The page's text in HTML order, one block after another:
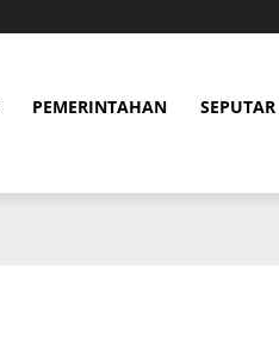
PEMERINTAHAN